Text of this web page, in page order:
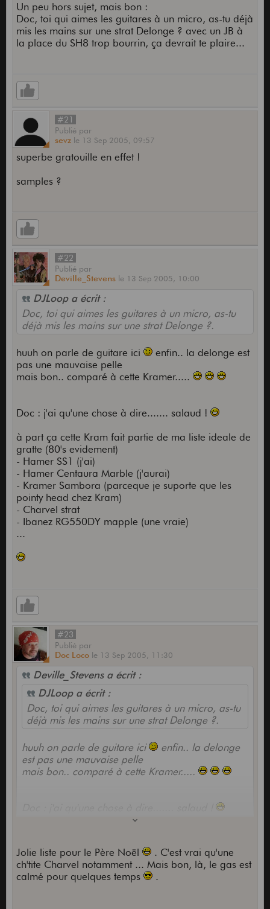
Un peu hors sujet, mais bon :
Doc, toi qui aimes les guitares à un micro, as-tu déjà
mis les mains sur une strat Delonge ? avec un JB à
la place du SH8 trop bourrin, ça devrait te plaire...
#21
Publié par
sevz le 13 Sep 2005, 09:57
superbe gratouille en effet !
samples ?
#22
Publié par
Deville_Stevens le 13 Sep 2005, 10:00
DJLoop a écrit :
Doc, toi qui aimes les guitares à un micro, as-tu
déjà mis les mains sur une strat Delonge ?.
huuh on parle de guitare ici
enfin.. la delonge est
pas une mauvaise pelle
mais bon.. comparé à cette Kramer.....
Doc : j'ai qu'une chose à dire....... salaud !
à part ça cette Kram fait partie de ma liste ideale de
gratte (80's evidement)
- Hamer SS1 (j'ai)
- Hamer Centaura Marble (j'aurai)
- Kramer Sambora (parceque je suporte que les
pointy head chez Kram)
- Charvel strat
- Ibanez RG550DY mapple (une vraie)
...
#23
Publié par
Doc Loco le 13 Sep 2005, 11:30
Deville_Stevens a écrit :
DJLoop a écrit :
Doc, toi qui aimes les guitares à un micro, as-tu
déjà mis les mains sur une strat Delonge ?.
huuh on parle de guitare ici
enfin.. la delonge
est pas une mauvaise pelle
mais bon.. comparé à cette Kramer.....
- Hamer SS1 (j'ai)
- Hamer Centaura Marble (j'aurai)
- Kramer Sambora (parceque je suporte que les
Jolie liste pour le Père Noël
. C'est vrai qu'une
ch'tite Charvel notamment ... Mais bon, là, le gas est
calmé pour quelques temps
.